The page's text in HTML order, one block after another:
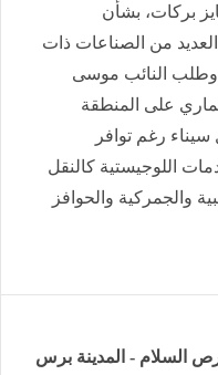
بركات، بشأن
العديد من الصناعات ذات
وطلب النائب موسى
على المنطقة
سيناء رغم توافر
اللوجيستية كالنقل
والجمركية والحوافز
السلام - المدينة برس